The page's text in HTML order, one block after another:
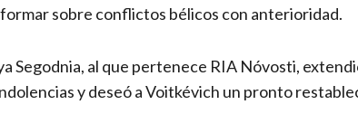
sobre conflictos bélicos con anterioridad.
Segodnia, al que pertenece RIA Nóvosti,
y deseó a Voitkévich un pronto